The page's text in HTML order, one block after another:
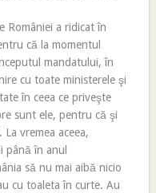
României a ridicat în
că la momentul
mandatului, în
cu toate ministerele şi
în ceea ce priveşte
sunt ele, pentru că şi
vremea aceea,
până în anul
să nu mai aibă nicio
cu toaleta în curte. Au